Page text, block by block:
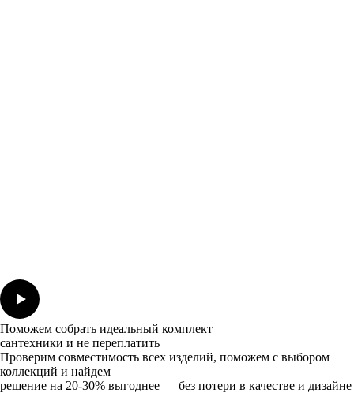
Поможем собрать идеальный комплект
сантехники и не переплатить
Проверим совместимость всех изделий, поможем с выбором
коллекций и найдем
решение на 20-30% выгоднее — без потери в качестве и дизайне